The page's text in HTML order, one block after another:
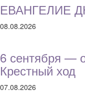
ЕВАНГЕЛИЕ
08.08.2026
6 сентября —
Крестный ход
07.08.2026